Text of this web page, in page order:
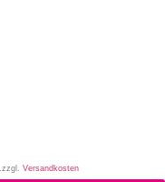
zzgl. Versandkosten